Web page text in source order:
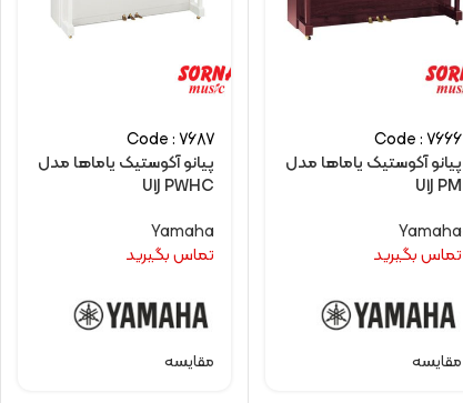
Code : 7666
پیانو آکوستیک یاماها مدل
U1J PM
Yamaha
تماس بگیرید
مقایسه
Code : 7687
پیانو آکوستیک یاماها مدل
U1J PWHC
Yamaha
تماس بگیرید
مقایسه